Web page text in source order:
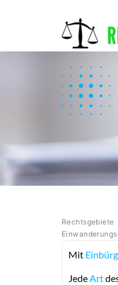
Rechtsgebiete
Mit
JedeArt
Alle Anwälte